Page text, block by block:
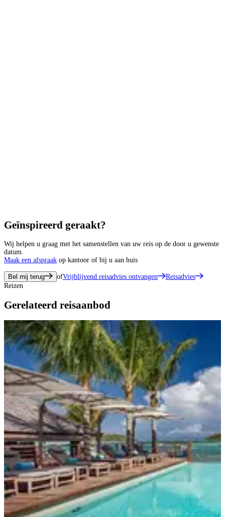
Geïnspireerd geraakt?
Wij helpen u graag met het samenstellen van uw reis op de door u gewenste
datum.
Maak een afspraak op kantoor of bij u aan huis
Bel mij terug ofVrijblijvend reisadvies ontvangen
Reisadvies
Reizen
Gerelateerd reisaanbod